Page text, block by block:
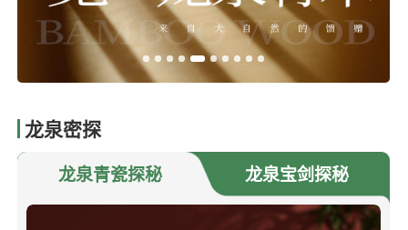
龙泉密探
龙泉青瓷探秘 龙泉宝剑探秘